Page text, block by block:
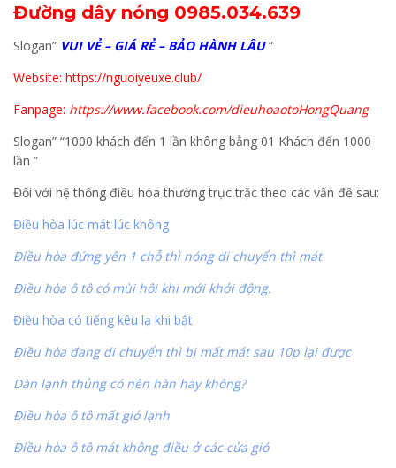
Đường dây nóng 0985.034.639
Slogan” VUI VẺ – GIÁ RẺ – BẢO HÀNH LÂU “
Website: https://nguoiyeuxe.club/
Fanpage: https://www.facebook.com/dieuhoaotoHongQuang
Slogan” “1000 khách đến 1 lần không bằng 01 Khách đến 1000
lần ”
Đối với hệ thống điều hòa thường trục trặc theo các vấn đề sau:
Điều hòa lúc mát lúc không
Điều hòa đứng yên 1 chỗ thì nóng di chuyển thì mát
Điều hòa ô tô có mùi hôi khi mới khởi động.
Điều hòa có tiếng kêu lạ khi bật
Điều hòa đang di chuyển thì bị mất mát sau 10p lại được
Dàn lạnh thủng có nên hàn hay không?
Điều hòa ô tô mất gió lạnh
Điều hòa ô tô mát không điều ở các cửa gió